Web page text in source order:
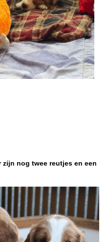
zijn nog twee reutjes en een